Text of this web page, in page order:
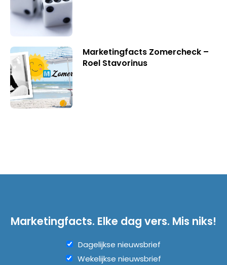
Marketingfacts Zomercheck –
Roel Stavorinus
Marketingfacts. Elke dag vers. Mis niks!
Dagelijkse nieuwsbrief
Wekelijkse nieuwsbrief